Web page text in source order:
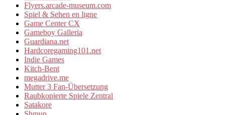
Flyers.arcade-museum.com
Spiel & Sehen en ligne
Game Center CX
Gameboy Galleria
Guardiana.net
Hardcoregaming101.net
Indie Games
Kitch-Bent
megadrive.me
Mutter 3 Fan-Übersetzung
Raubkopierte Spiele Zentral
Satakore